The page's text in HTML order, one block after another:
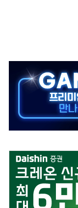
...휴대폰 결제 최대
출 서비스